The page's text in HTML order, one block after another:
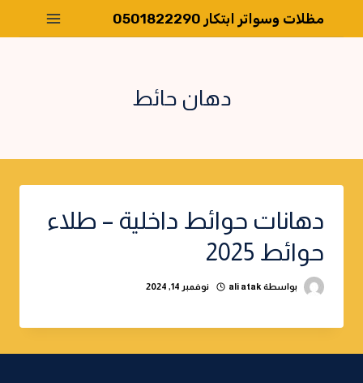
مظلات وسواتر ابتكار 0501822290
دهان حائط
دهانات حوائط داخلية – طلاء
حوائط 2025
بواسطة ali atak نوفمبر 14, 2024